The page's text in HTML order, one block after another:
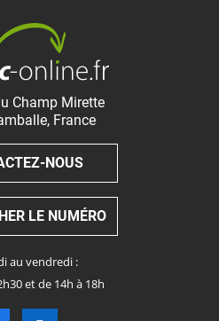
Champ Mirette
, France
NOUS
LE NUMÉRO
au vendredi :
et de 14h à 18h